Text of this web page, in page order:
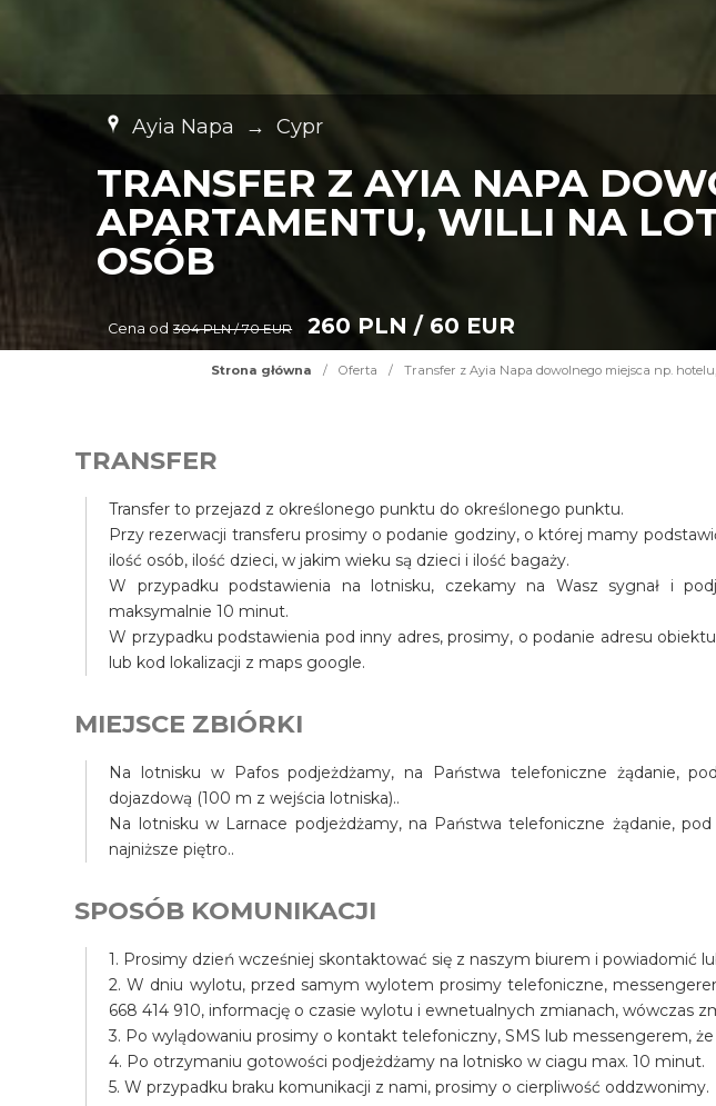
Ayia Napa → Cypr
TRANSFER Z AYIA NAPA
APARTAMENTU, WILLI NA
OSÓB
Cena od 304 PLN / 70 EUR 260 PLN / 60 EUR
Strona główna / Oferta / Transfer z Ayia Napa dowolnego miejsca np.
TRANSFER
Transfer to przejazd z określonego punktu do określonego punktu.
Przy rezerwacji transferu prosimy o podanie godziny, o której mamy
ilość osób, ilość dzieci, w jakim wieku są dzieci i ilość bagaży.
W przypadku podstawienia na lotnisku, czekamy na Wasz sygnał i
maksymalnie 10 minut.
W przypadku podstawienia pod inny adres, prosimy, o podanie adresu
lub kod lokalizacji z maps google.
MIEJSCE ZBIÓRKI
Na lotnisku w Pafos podjeżdżamy, na Państwa telefoniczne żądanie,
dojazdową (100 m z wejścia lotniska)..
Na lotnisku w Larnace podjeżdżamy, na Państwa telefoniczne żądanie,
najniższe piętro..
SPOSÓB KOMUNIKACJI
1. Prosimy dzień wcześniej skontaktować się z naszym biurem i powiadomić
2. W dniu wylotu, przed samym wylotem prosimy telefoniczne,
668 414 910, informację o czasie wylotu i ewnetualnych zmianach, wówczas
3. Po wylądowaniu prosimy o kontakt telefoniczny, SMS lub messengerem,
4. Po otrzymaniu gotowości podjeżdżamy na lotnisko w ciagu max. 10 minut.
5. W przypadku braku komunikacji z nami, prosimy o cierpliwość oddzwonimy.